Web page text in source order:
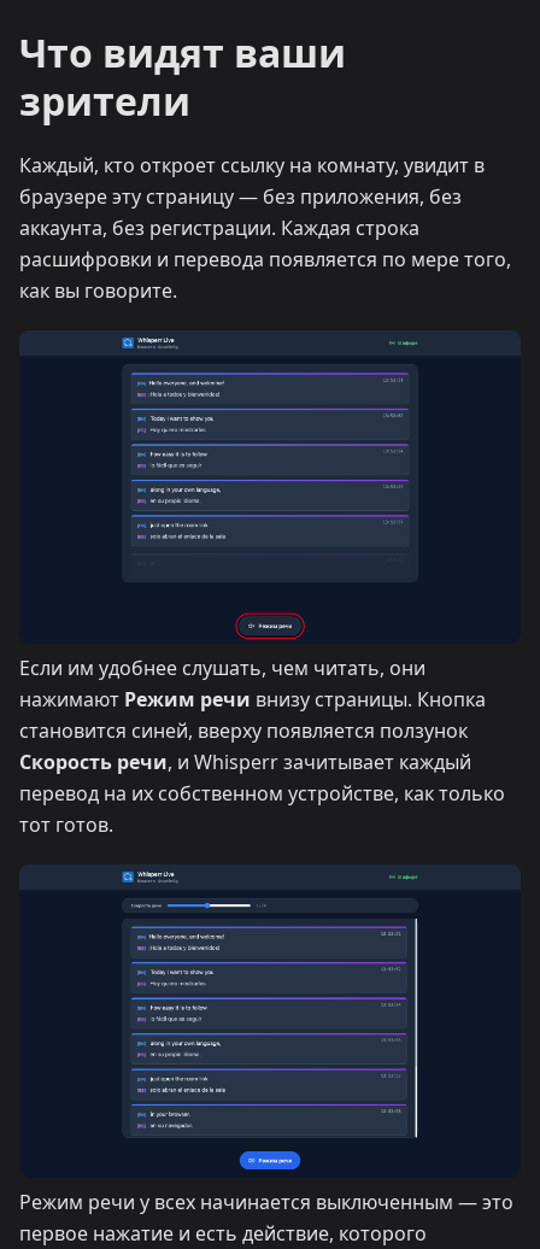
Что видят ваши
зрители
Каждый, кто откроет ссылку на комнату, увидит в
браузере эту страницу — без приложения, без
аккаунта, без регистрации. Каждая строка
расшифровки и перевода появляется по мере того,
как вы говорите.
Если им удобнее слушать, чем читать, они
нажимают Режим речи внизу страницы. Кнопка
становится синей, вверху появляется ползунок
Скорость речи, и Whisperr зачитывает каждый
перевод на их собственном устройстве, как только
тот готов.
Режим речи у всех начинается выключенным — это
первое нажатие и есть действие, которого